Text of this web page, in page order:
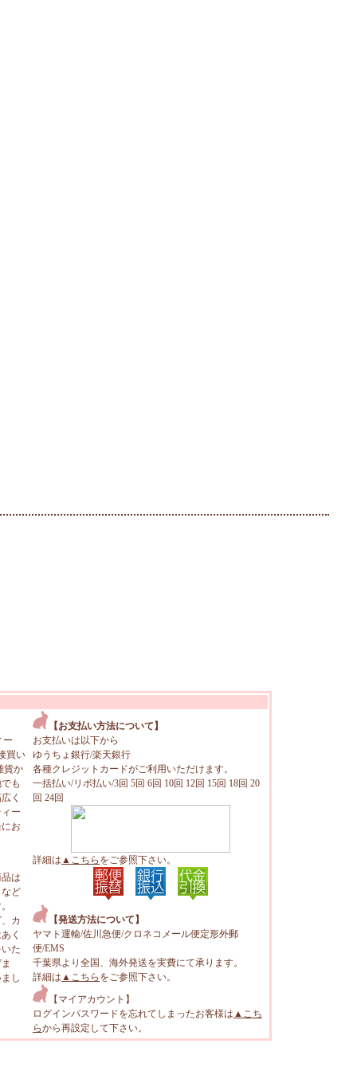
ー
買い
貨か
も
く
ー
お
は
ど
カ
く
た
し
【お支払い方法について】
お支払いは以下から
ゆうちょ銀行/楽天銀行
各種クレジットカードがご利用いただけます。
一括払い/リボ払い/3回 5回 6回 10回 12回 15回 18回 20
回 24回
詳細は ▲こちら をご参照下さい。
【発送方法について】
ヤマト運輸/佐川急便/クロネコメール便定形外郵
便/EMS
千葉県より全国、海外発送を実費にて承ります。
詳細は ▲こちら をご参照下さい。
【マイアカウント】
ログインパスワードを忘れてしまったお客様は ▲こち
らから再設定して下さい。